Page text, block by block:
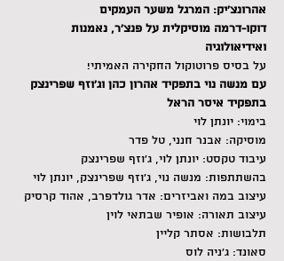
אהרונצ'יק: המרגל משער העמקים
דוקו-דרמה מוסיקלית על פנצ'ר, נאמנות
ואידיאולוגיה
על בסיס פרוטוקול החקירה האמיתי!
עם מנשה נוי בתפקיד אהרון כהן וג'וזף שפרינצק
בתפקיד איסר הראל
בימוי: יונתן לוי
מוסיקה: אבנר חנני, טל פדר
עיבוד טקסט: יונתן לוי, ג׳וזף שפרינצק
בהשתתפות: מנשה נוי, ג׳וזף שפרינצק, יונתן לוי
עיצוב במה ואביזרים: אדר גולדפרב, אהוד קרסיק
עיצוב תאורה: אופיר שבתאי לוין
תלבושות: אסתר קליין
סאונד: ג'ניה לוס